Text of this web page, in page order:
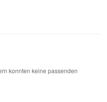
konnten keine passenden